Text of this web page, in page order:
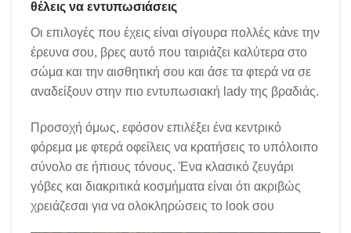
θέλεις να εντυπωσιάσεις
Οι επιλογές που έχεις είναι σίγουρα πολλές κάνε την
έρευνα σου, βρες αυτό που ταιριάζει καλύτερα στο
σώμα και την αισθητική σου και άσε τα φτερά να σε
αναδείξουν στην πιο εντυπωσιακή lady της βραδιάς.
Προσοχή όμως, εφόσον επιλέξει ένα κεντρικό
φόρεμα με φτερά οφείλεις να κρατήσεις το υπόλοιπο
σύνολο σε ήπιους τόνους. Ένα κλασικό ζευγάρι
γόβες και διακριτικά κοσμήματα είναι ότι ακριβώς
χρειάζεσαι για να ολοκληρώσεις το look σου